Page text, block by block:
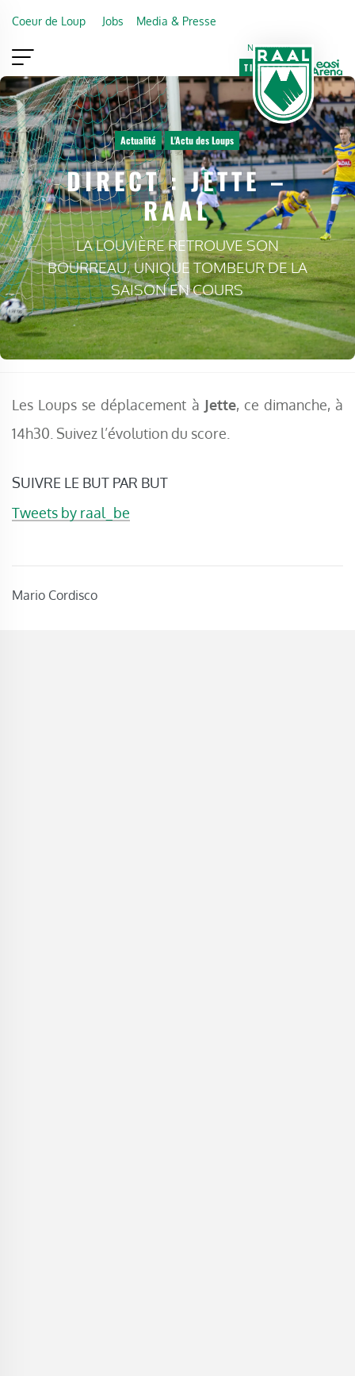
Coeur de Loup Jobs Media & Presse
Newsletter
TICKETING
VIP
FAN SHOP
Actualité L'Actu des Loups
DIRECT : JETTE –
RAAL
LA LOUVIÈRE RETROUVE SON
BOURREAU, UNIQUE TOMBEUR DE LA
SAISON EN COURS
Mario Cordisco
Les Loups se déplacement à Jette, ce dimanche, à
14h30. Suivez l’évolution du score.
SUIVRE LE BUT PAR BUT
Tweets by raal_be